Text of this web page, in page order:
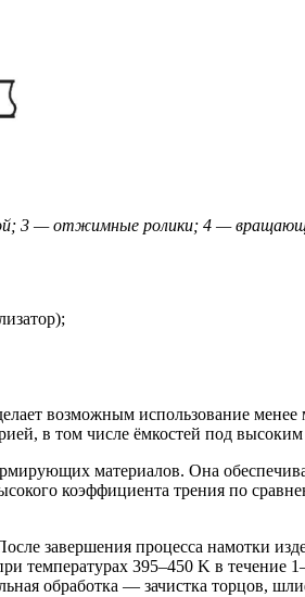
3 — отжимные ролики; 4 —
возможным использование
в том числе ёмкостей под
материалов. Она
коэффициента трения по
завершения процесса намотки
температурах 395–450 K в течение
обработка — зачистка торцов,